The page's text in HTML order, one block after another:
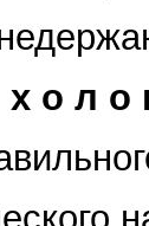
х о л о­